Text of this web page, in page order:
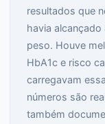
resultados que
havia
peso. Houve
HbA1c e risco
carregavam
números são
também